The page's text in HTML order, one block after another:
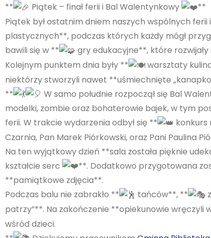
** Piątek – finał ferii i Bal Walentynkowy
**
Piątek był ostatnim dniem naszych wspólnych ferii
plastycznych**, podczas których każdy mógł
bawili się w **
gry edukacyjne**, które
Kolejnym punktem dnia były **
warsztaty
niektórzy stworzyli nawet **uśmiechnięte
**
W samo południe rozpoczął się Bal
modelki, zombie oraz bohaterowie bajek, w tym
ferii. W trakcie wydarzenia odbył się **
konkurs
Czarnia, Pan Marek Piórkowski, oraz Pani Paulina
Na ten wyjątkowy dzień **sala została pięknie
kształcie serc
**. Dodatkowo przygotowana
**pamiątkowe zdjęcia**.
Podczas balu nie zabrakło **
tańców**, **
patrzy”**. Na zakończenie **opiekunowie wręczyli
wśród dzieci.